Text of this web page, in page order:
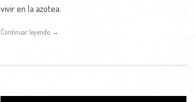
vivir en la azotea.
Continuar leyendo →